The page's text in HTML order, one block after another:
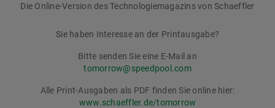
tomorrow
Die Online-Version des Technologiemagazins von Schaeffler
Sie haben Interesse an der Printausgabe?
Bitte senden Sie eine E-Mail an
tomorrow@speedpool.com
Alle Print-Ausgaben als PDF finden Sie online hier:
www.schaeffler.de/tomorrow